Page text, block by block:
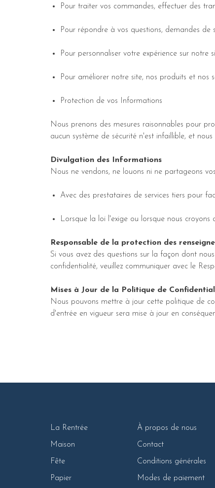
Pour traiter vos commandes, effectuer des
Pour répondre à vos questions, demandes de
Pour personnaliser votre expérience sur
Pour améliorer notre site, nos produits et nos
Protection de vos Informations
Nous prenons des mesures raisonnables pour
aucun système de sécurité n'est infaillible, et
Divulgation des Informations
Nous ne vendons, ne louons ni ne partageons
Avec des prestataires de services tiers pour
Lorsque la loi l'exige ou lorsque nous
Responsable de la protection des
Si vous avez des questions sur la façon dont
confidentialité, veuillez communiquer avec le
Mises à Jour de la Politique de
Nous pouvons mettre à jour cette politique de
d'entrée en vigueur sera mise à jour en
La Rentrée
Maison
Fête
Papier
À propos de nous
Contact
Conditions générales
Modes de paiement